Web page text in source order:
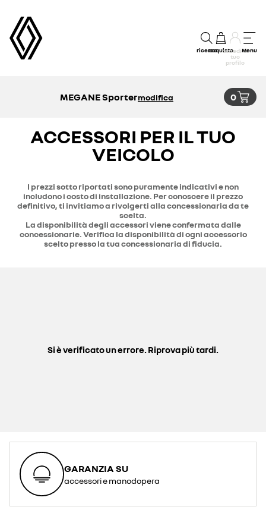
ricercaacquistoaccedi al
tuo
profilo
Menu
MEGANE Sportermodifica 0
ACCESSORI PER IL TUO
VEICOLO
I prezzi sotto riportati sono puramente indicativi e non
includono i costo di installazione. Per conoscere il prezzo
definitivo, ti invitiamo a rivolgerti alla concessionaria da te
scelta.
La disponibilità degli accessori viene confermata dalle
concessionarie. Verifica la disponibilità di ogni accessorio
scelto presso la tua concessionaria di fiducia.
Si è verificato un errore. Riprova più tardi.
GARANZIA SU
accessori e manodopera